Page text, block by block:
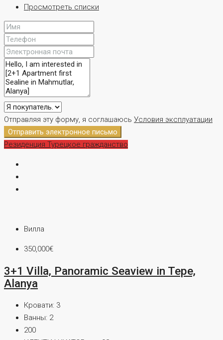
Просмотреть списки
Отправляя эту форму, я соглашаюсь Условия эксплуатации
Отправить электронное письмо
Резиденция Турецкое гражданство
Вилла
350,000€
3+1 Villa, Panoramic Seaview in Tepe,
Alanya
Кровати: 3
Ванны: 2
200